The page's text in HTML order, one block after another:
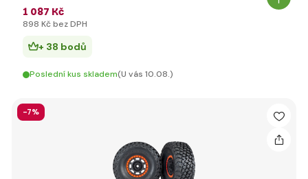
1 087 Kč
898 Kč bez DPH
+ 38 bodů
Poslední kus skladem(U vás 10.08.)
-7%